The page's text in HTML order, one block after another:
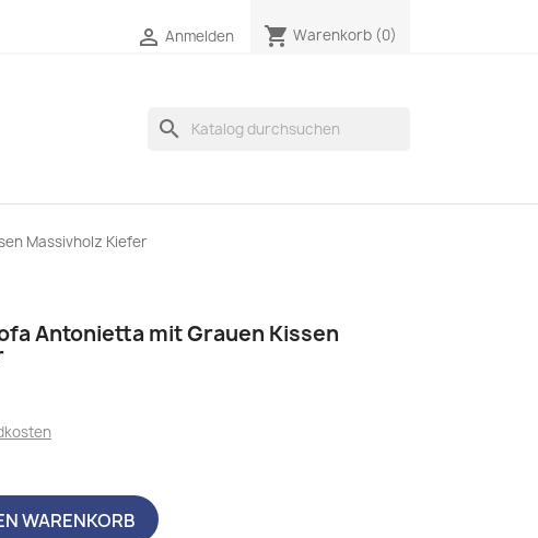
 Anmelden shopping_cart Warenkorb (0)
search
Massivholz Kiefer
Antonietta mit Grauen Kissen
WARENKORB